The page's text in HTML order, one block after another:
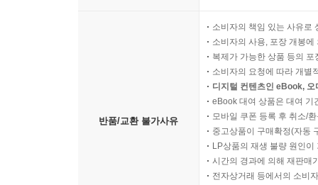
반품/교환 불가사유
소비자의 책임 있는 사유로
소비자의 사용, 포장 개봉
복제가 가능한 상품 등의
소비자의 요청에 따라 개별
디지털 컨텐츠인 eBook,
eBook 대여 상품은 대여 기
모바일 쿠폰 등록 후 취소/
중고상품이 구매확정(자동
LP상품의 재생 불량 원인
시간의 경과에 의해 재판매
전자상거래 등에서의 소비